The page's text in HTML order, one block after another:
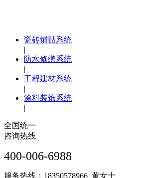
瓷砖铺贴系统
|
防水修缮系统
|
工程建材系统
|
涂料装饰系统
|
全国统一
咨询热线
400-006-6988
服务热线：18350578966 黄女士